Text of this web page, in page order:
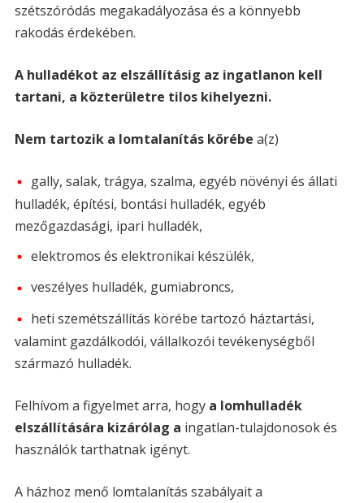
szétszóródás megakadályozása és a könnyebb
rakodás érdekében.
A hulladékot az elszállításig az ingatlanon kell
tartani, a közterületre tilos kihelyezni.
Nem tartozik a lomtalanítás körébe a(z)
gally, salak, trágya, szalma, egyéb növényi és állati
hulladék, építési, bontási hulladék, egyéb
mezőgazdasági, ipari hulladék,
elektromos és elektronikai készülék,
veszélyes hulladék, gumiabroncs,
heti szemétszállítás körébe tartozó háztartási,
valamint gazdálkodói, vállalkozói tevékenységből
származó hulladék.
Felhívom a figyelmet arra, hogy a lomhulladék
elszállítására kizárólag a ingatlan-tulajdonosok és
használók tarthatnak igényt.
A házhoz menő lomtalanítás szabályait a